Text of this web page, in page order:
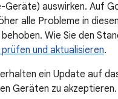
Geräte) auswirken. Auf
alle Probleme in
Wie Sie den
und aktualisieren.
ein Update auf
Geräten zu akzeptieren.